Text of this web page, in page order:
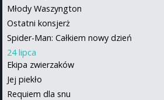
Młody Waszyngton
Ostatni konsjerż
Spider-Man: Całkiem nowy dzień
24 lipca
Ekipa zwierzaków
Jej piekło
Requiem dla snu